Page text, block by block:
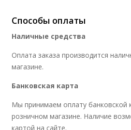
Способы оплаты
Наличные средства
Оплата заказа производится
магазине.
Банковская карта
Мы принимаем оплату банковской
розничном магазине. Наличие
картой на сайте.